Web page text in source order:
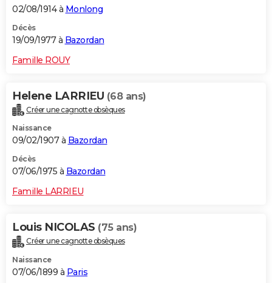
02/08/1914 à Monlong
Décès
19/09/1977 à Bazordan
Famille ROUY
Helene LARRIEU (68 ans)
Créer une cagnotte obsèques
Naissance
09/02/1907 à Bazordan
Décès
07/06/1975 à Bazordan
Famille LARRIEU
Louis NICOLAS (75 ans)
Créer une cagnotte obsèques
Naissance
07/06/1899 à Paris